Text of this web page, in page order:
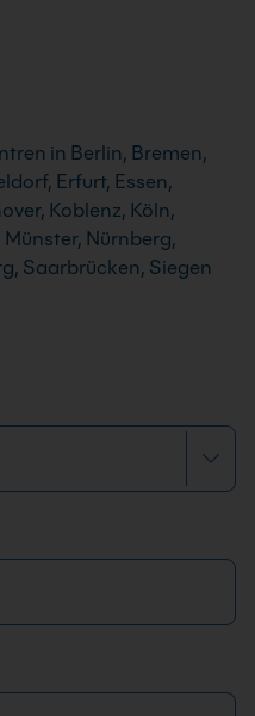
in Berlin, Bremen,
Erfurt, Essen,
Koblenz, Köln,
Nürnberg,
Saarbrücken, Siegen